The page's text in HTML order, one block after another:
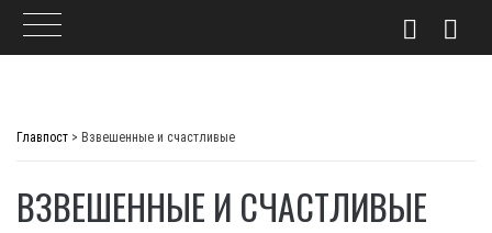
Главпост > Взвешенные и счастливые
ВЗВЕШЕННЫЕ И СЧАСТЛИВЫЕ